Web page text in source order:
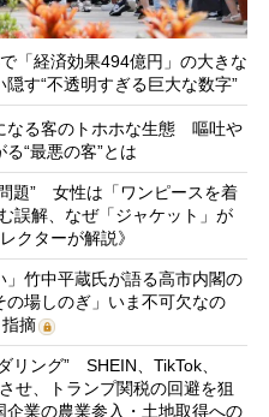
「経済効果494億円」の大きな
す“不透明すぎる巨大な数字”
なる客のトホホな生態 嘔吐や
“最悪の客”とは
題” 女性は「ワンピースを着
誤解、なぜ「ジャケット」が
クターが解説》
」竹中平蔵氏が語る高市内閣の
場しのぎ」いま不可欠なの
摘
リング” SHEIN、TikTok、
せ、トランプ関税の回避を狙
業の農業参入・土地取得への